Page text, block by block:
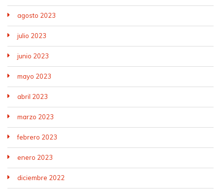
agosto 2023
julio 2023
junio 2023
mayo 2023
abril 2023
marzo 2023
febrero 2023
enero 2023
diciembre 2022